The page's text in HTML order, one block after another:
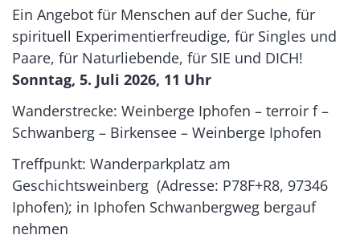
Ein Angebot für Menschen auf der Suche, für
spirituell Experimentierfreudige, für Singles und
Paare, für Naturliebende, für SIE und DICH!
Sonntag, 5. Juli 2026, 11 Uhr
Wanderstrecke: Weinberge Iphofen – terroir f –
Schwanberg – Birkensee – Weinberge Iphofen
Treffpunkt: Wanderparkplatz am
Geschichtsweinberg (Adresse: P78F+R8, 97346
Iphofen); in Iphofen Schwanbergweg bergauf
nehmen